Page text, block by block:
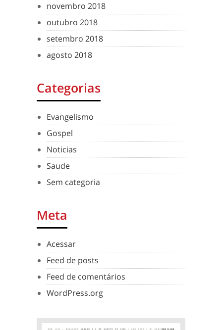
novembro 2018
outubro 2018
setembro 2018
agosto 2018
Categorias
Evangelismo
Gospel
Noticias
Saude
Sem categoria
Meta
Acessar
Feed de posts
Feed de comentários
WordPress.org